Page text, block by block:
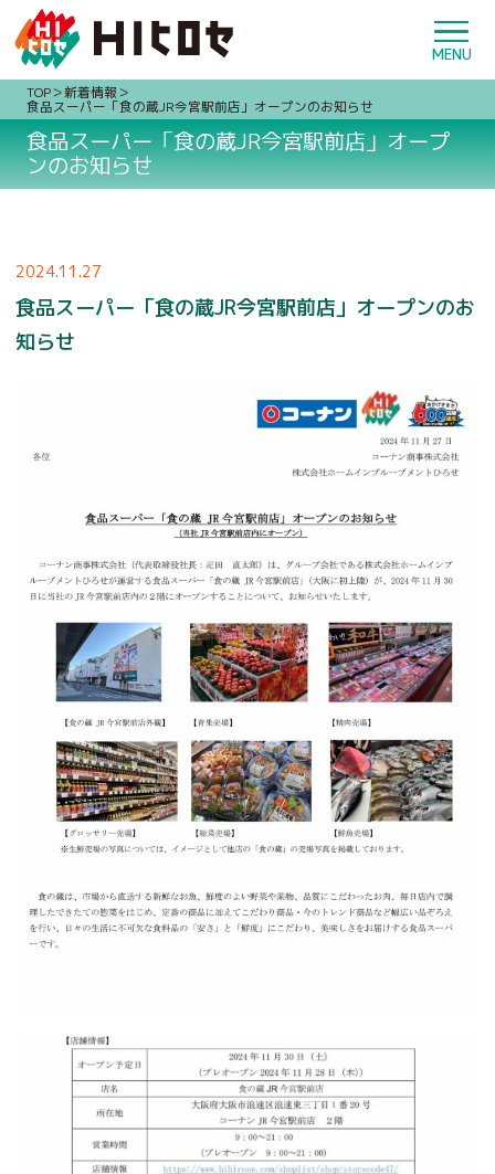
TOP 新着情報
食品スーパー「食の蔵JR今宮駅前店」オープンのお知らせ
食品スーパー「食の蔵JR今宮駅前店」オープ
ンのお知らせ
2024.11.27
食品スーパー「食の蔵JR今宮駅前店」オープンのお
知らせ